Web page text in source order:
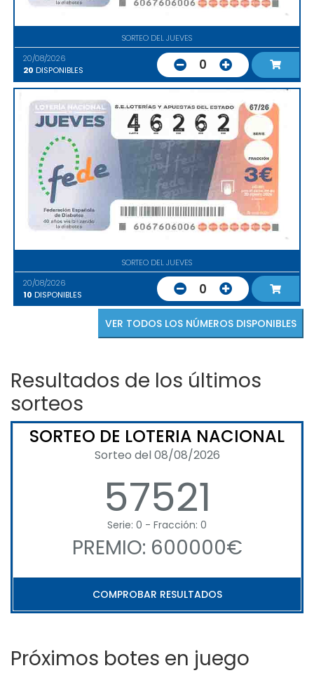
SORTEO DEL JUEVES
20/08/2026
20 DISPONIBLES 0
SORTEO DEL JUEVES
20/08/2026
10 DISPONIBLES 0
VER TODOS LOS NÚMEROS DISPONIBLES
Resultados de los últimos
sorteos
SORTEO DE LOTERIA NACIONAL
Sorteo del 08/08/2026
57521
Serie: 0 - Fracción: 0
PREMIO: 600000€
COMPROBAR RESULTADOS
Próximos botes en juego